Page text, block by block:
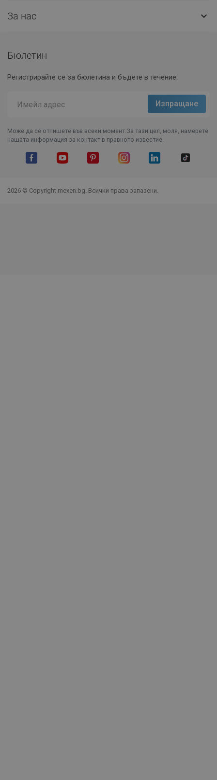
За нас 
Бюлетин
Регистрирайте се за бюлетина и бъдете в течение.
Може да се отпишете във всеки момент.За тази цел, моля, намерете
нашата информация за контакт в правното известие.
2026 © Copyright mexen.bg. Всички права запазени.